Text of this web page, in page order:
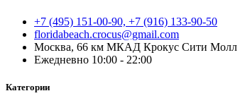
+7 (495) 151-00-90, +7 (916) 133-90-50
floridabeach.crocus@gmail.com
Москва, 66 км МКАД Крокус Сити Молл
Ежедневно 10:00 - 22:00
Категории